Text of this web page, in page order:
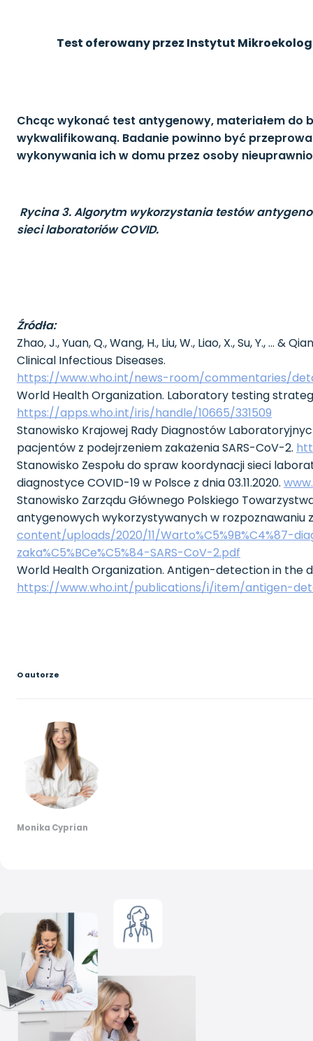
Test oferowany przez Instytut
Chcąc wykonać test antygenowy, materiałem do
wykwalifikowaną. Badanie powinno być
wykonywania ich w domu przez osoby
Rycina 3. Algorytm wykorzystania testów
sieci laboratoriów COVID.
Źródła:
Zhao, J., Yuan, Q., Wang, H., Liu, W., Liao, X., Su, Y., …
Clinical Infectious Diseases.
https://www.who.int/news-room/commentaries/
World Health Organization. Laboratory testing
https://apps.who.int/iris/handle/10665/331509
Stanowisko Krajowej Rady Diagnostów
pacjentów z podejrzeniem zakażenia SARS-CoV-2.
Stanowisko Zespołu do spraw koordynacji sieci
diagnostyce COVID-19 w Polsce z dnia 03.11.2020.
Stanowisko Zarządu Głównego Polskiego
antygenowych wykorzystywanych w rozpoznawaniu
content/uploads/2020/11/Warto%C5%9B%C4%87-
zaka%C5%BCe%C5%84-SARS-CoV-2.pdf
World Health Organization. Antigen-detection in the
https://www.who.int/publications/i/item/antigen-
O autorze
Monika Cyprian